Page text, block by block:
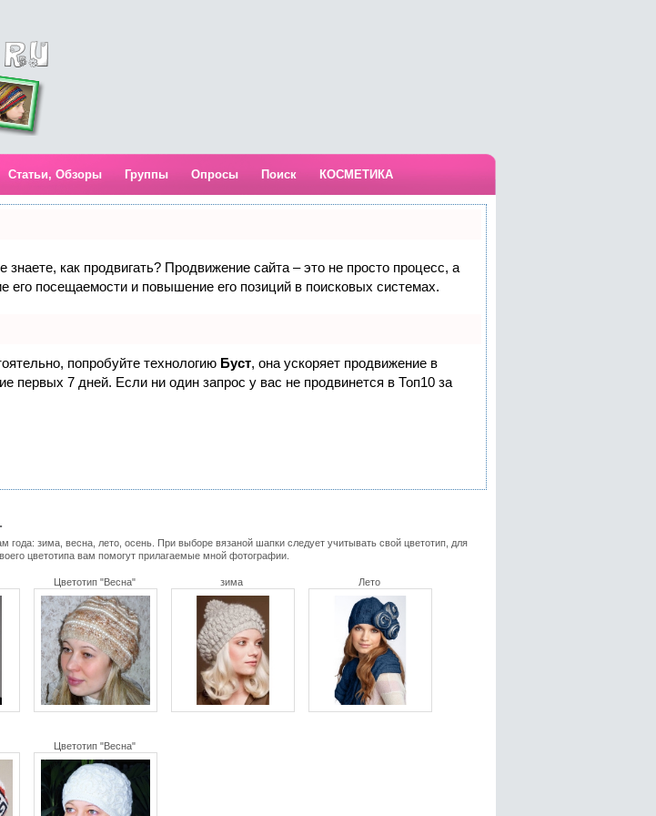
Статьи, Обзоры Группы Опросы Поиск КОСМЕТИКА
как продвигать? Продвижение сайта – это не просто процесс, а
посещаемости и повышение его позиций в поисковых системах.
попробуйте технологию Буст, она ускоряет продвижение в
первых 7 дней. Если ни один запрос у вас не продвинется в Топ10 за
зима, весна, лето, осень. При выборе вязаной шапки следует учитывать свой цветотип, для
цветотипа вам помогут прилагаемые мной фотографии.
Цветотип "Весна" зима Лето
Цветотип "Весна"